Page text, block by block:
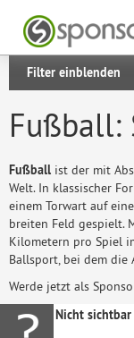
Filter einblenden
Fußball:
Fußball ist der mit
Welt. In klassischer
einem Torwart auf
breiten Feld gespielt.
Kilometern pro Spiel
Ballsport, bei dem die
Werde jetzt als
Nicht sichtbar